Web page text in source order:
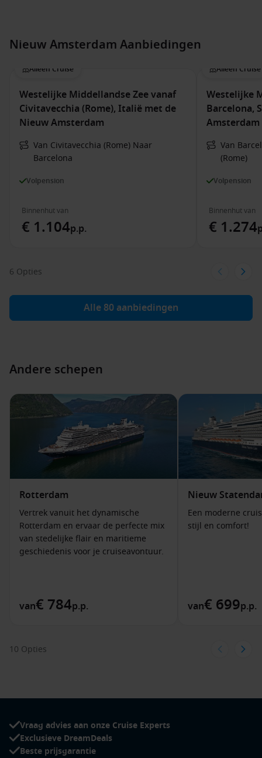
Nieuw Amsterdam Aanbiedingen
Alleen Cruise
Westelijke Middellandse Zee vanaf
Civitavecchia (Rome), Italië met de
Nieuw Amsterdam
Van Civitavecchia (Rome) Naar
Barcelona
Volpension
Binnenhut van
€ 1.104p.p.
Alleen Cruise
Westelijke
Barcelona,
Amsterdam
Van
(Rome)
Volpension
Binnenhut van
€ 1.274
6 Opties
Alle 80 aanbiedingen
Andere schepen
Rotterdam
Vertrek vanuit het dynamische
Rotterdam en ervaar de perfecte mix
van stedelijke flair en maritieme
geschiedenis voor je cruiseavontuur.
van€ 784p.p.
Nieuw
Een moderne
stijl en comfort!
van€ 699p.p.
10 Opties
Vraag advies aan onze Cruise Experts
Exclusieve DreamDeals
Beste prijsgarantie